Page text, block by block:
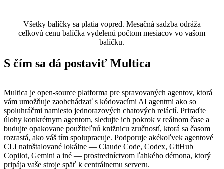
Všetky balíčky sa platia vopred. Mesačná sadzba odráža
celkovú cenu balíčka vydelenú počtom mesiacov vo vašom
balíčku.
S čím sa dá postaviť Multica
Multica je open-source platforma pre spravovaných agentov, ktorá
vám umožňuje zaobchádzať s kódovacími AI agentmi ako so
spoluhráčmi namiesto jednorazových chatových relácií. Priraďte
úlohy konkrétnym agentom, sledujte ich pokrok v reálnom čase a
budujte opakovane použiteľnú knižnicu zručností, ktorá sa časom
rozrastá, ako váš tím spolupracuje. Podporuje akékoľvek agentové
CLI nainštalované lokálne — Claude Code, Codex, GitHub
Copilot, Gemini a iné — prostredníctvom ľahkého démona, ktorý
pripája vaše stroje späť k centrálnemu serveru.